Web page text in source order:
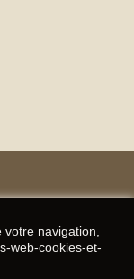
navigation,
web-cookies-et-